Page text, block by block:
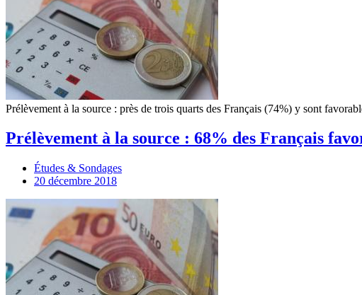
Prélèvement à la source : près de trois quarts des Français (74%) y sont
Prélèvement à la source : 68% des Français
Études & Sondages
20 décembre 2018